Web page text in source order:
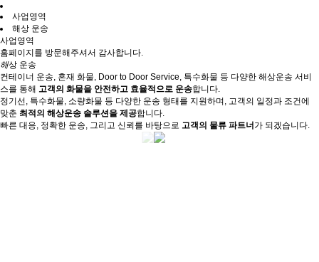
사업영역
해상 운송
사업영역
홈페이지를 방문해주셔서 감사합니다.
해상 운송
컨테이너 운송, 혼재 화물, Door to Door Service, 특수화물 등 다양한 해상운송 서비
스를 통해 고객의 화물을 안전하고 효율적으로 운송합니다.
정기선, 특수화물, 소량화물 등 다양한 운송 형태를 지원하며, 고객의 일정과 조건에
맞춘 최적의 해상운송 솔루션을 제공합니다.
빠른 대응, 정확한 운송, 그리고 신뢰를 바탕으로 고객의 물류 파트너 가 되겠습니다.